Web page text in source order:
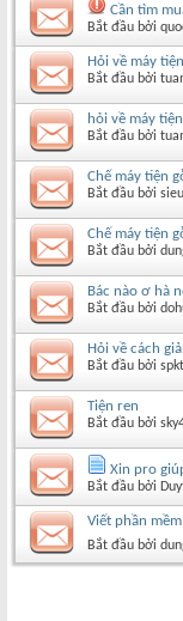
Cần tìm
Bắt đầu bởi
Hỏi về máy
Bắt đầu bởi
hỏi về máy
Bắt đầu bởi
Chế máy tiện
Bắt đầu bởi
Chế máy tiện
Bắt đầu bởi
Bác nào ơ hà
Bắt đầu bởi
Hỏi về cách
Bắt đầu bởi
Tiện ren
Bắt đầu bởi
Xin pro
Bắt đầu bởi
Viết phần
Bắt đầu bởi